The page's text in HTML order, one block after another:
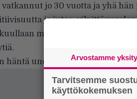
vatkannut jo 30 vuotta ja yhä
ja intoa,
myös Karin virallinen
häntä uneksijaksi, mutta juuri
Arvostamme
Tarvitsemme
käyttökokemuksen